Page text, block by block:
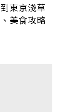
東京淺草
美食攻略